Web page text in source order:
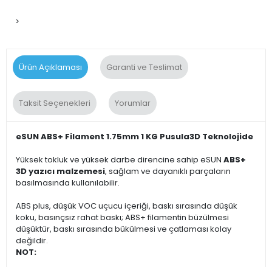
>
Ürün Açıklaması Garanti ve Teslimat
Taksit Seçenekleri Yorumlar
eSUN ABS+ Filament 1.75mm 1 KG Pusula3D Teknolojide
Yüksek tokluk ve yüksek darbe direncine sahip eSUN ABS+
3D yazıcı malzemesi, sağlam ve dayanıklı parçaların
basılmasında kullanılabilir.
ABS plus, düşük VOC uçucu içeriği, baskı sırasında düşük
koku, basınçsız rahat baskı; ABS+ filamentin büzülmesi
düşüktür, baskı sırasında bükülmesi ve çatlaması kolay
değildir.
NOT: